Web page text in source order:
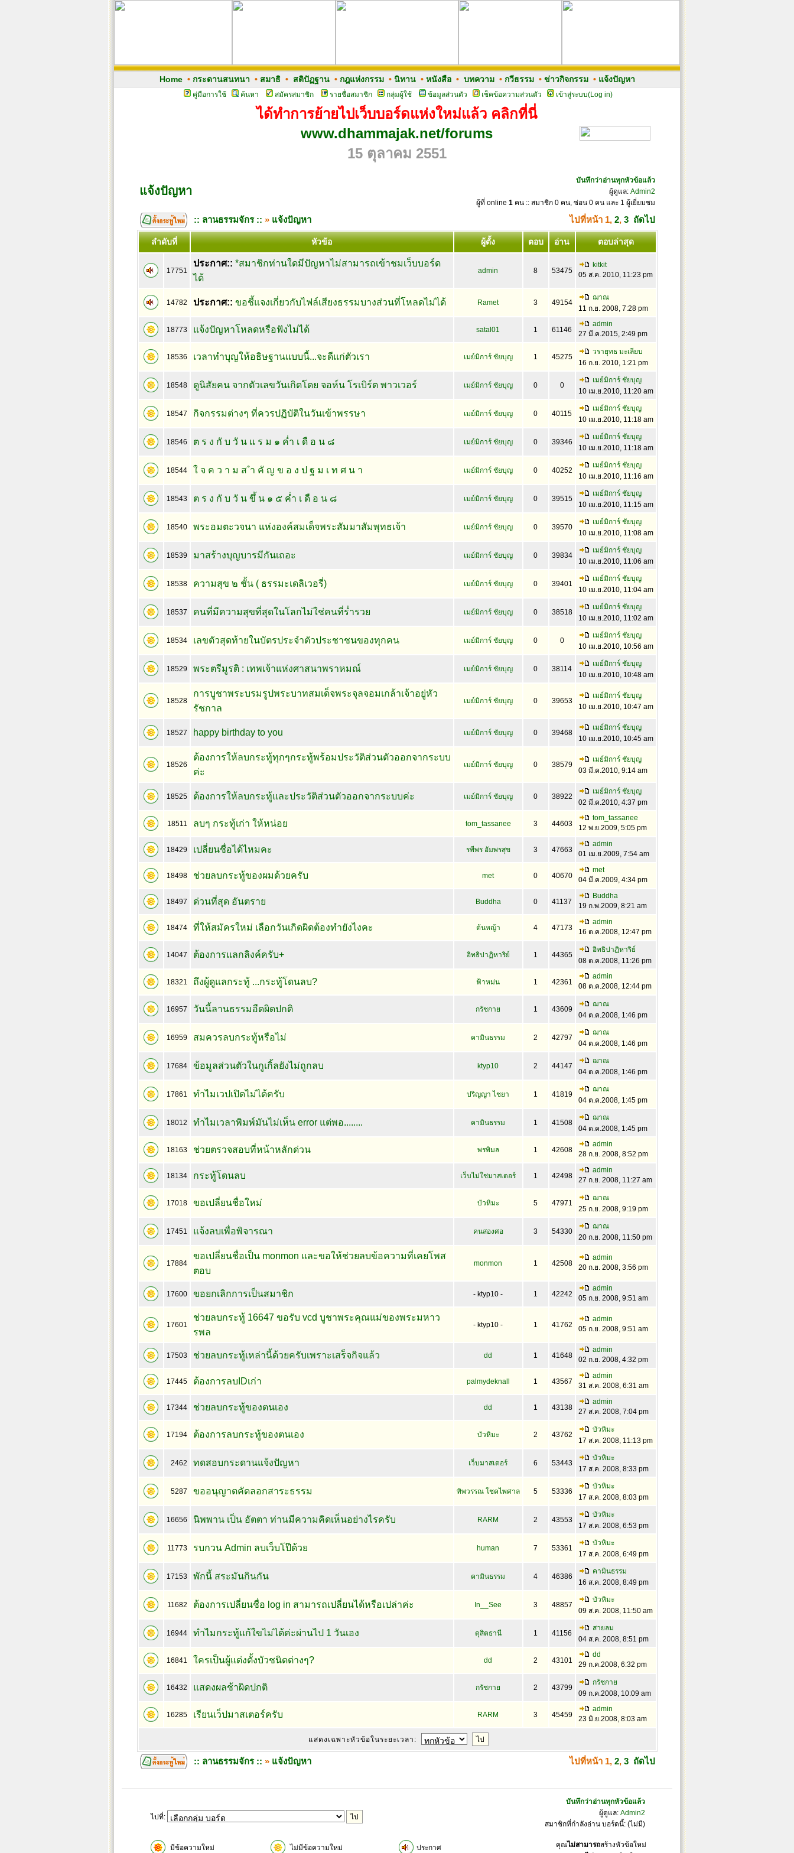
Home• กระดานสนทนา • สมาธิ• สติปัฏฐาน• กฎแห่งกรรม• นิทาน• หนังสือ• บทความ• กวีธรรม• ข่าวกิจกรรม• แจ้งปัญหา
คู่มือการใช้ ค้นหา สมัครสมาชิก รายชื่อสมาชิก กลุ่มผู้ใช้ ข้อมูลส่วนตัว เช็คข้อความส่วนตัว เข้าสู่ระบบ(Log in)
ได้ทำการย้ายไปเว็บบอร์ดแห่งใหม่แล้ว คลิกที่นี่
www.dhammajak.net/forums
15 ตุลาคม 2551
แจ้งปัญหา
บันทึกว่าอ่านทุกหัวข้อแล้ว
ผู้ดูแล: Admin2
ผู้ที่ online 1คน :: สมาชิก 0 คน, ซ่อน 0 คน และ 1 ผู้เยี่ยมชม
:: ลานธรรมจักร :: » แจ้งปัญหา ไปที่หน้า 1, 2, 3 ถัดไป
ลำดับที่ หัวข้อ ผู้ตั้ง ตอบ อ่าน ตอบล่าสุด
17751
ประกาศ:: *สมาชิกท่านใดมีปัญหาไม่สามารถเข้าชมเว็บบอร์ด
ได้
admin 8 53475
kitkit
05 ส.ค. 2010, 11:23 pm
14782 ประกาศ:: ขอชี้แจงเกี่ยวกับไฟล์เสียงธรรมบางส่วนที่โหลดไม่ได้ Ramet 3 49154
ฌาณ
11 ก.ย. 2008, 7:28 pm
18773 แจ้งปัญหาโหลดหรือฟังไม่ได้ satal01 1 61146
admin
27 มี.ค.2015, 2:49 pm
18536 เวลาทำบุญให้อธิษฐานแบบนี้...จะดีแก่ตัวเรา เมย์มิการ์ ชัยบุญ 1 45275
วรายุทธ มะเลียบ
16 ก.ย. 2010, 1:21 pm
18548 ดูนิสัยคน จากตัวเลขวันเกิดโดย จอห์น โรเบิร์ต พาวเวอร์ เมย์มิการ์ ชัยบุญ 0 0
เมย์มิการ์ ชัยบุญ
10 เม.ย.2010, 11:20 am
18547 กิจกรรมต่างๆ ที่ควรปฏิบัติในวันเข้าพรรษา เมย์มิการ์ ชัยบุญ 0 40115
เมย์มิการ์ ชัยบุญ
10 เม.ย.2010, 11:18 am
18546 ต ร ง กั บ วั น แ ร ม ๑ ค่ำ เ ดื อ น ๘ เมย์มิการ์ ชัยบุญ 0 39346
เมย์มิการ์ ชัยบุญ
10 เม.ย.2010, 11:18 am
18544 ใ จ ค ว า ม ส ำ คั ญ ข อ ง ป ฐ ม เ ท ศ น า เมย์มิการ์ ชัยบุญ 0 40252
เมย์มิการ์ ชัยบุญ
10 เม.ย.2010, 11:16 am
18543 ต ร ง กั บ วั น ขึ้ น ๑ ๕ ค่ำ เ ดื อ น ๘ เมย์มิการ์ ชัยบุญ 0 39515
เมย์มิการ์ ชัยบุญ
10 เม.ย.2010, 11:15 am
18540 พระอมตะวจนา แห่งองค์สมเด็จพระสัมมาสัมพุทธเจ้า เมย์มิการ์ ชัยบุญ 0 39570
เมย์มิการ์ ชัยบุญ
10 เม.ย.2010, 11:08 am
18539 มาสร้างบุญบารมีกันเถอะ เมย์มิการ์ ชัยบุญ 0 39834
เมย์มิการ์ ชัยบุญ
10 เม.ย.2010, 11:06 am
18538 ความสุข ๒ ชั้น ( ธรรมะเดลิเวอรี่) เมย์มิการ์ ชัยบุญ 0 39401
เมย์มิการ์ ชัยบุญ
10 เม.ย.2010, 11:04 am
18537 คนที่มีความสุขที่สุดในโลกไม่ใช่คนที่ร่ำรวย เมย์มิการ์ ชัยบุญ 0 38518
เมย์มิการ์ ชัยบุญ
10 เม.ย.2010, 11:02 am
18534 เลขตัวสุดท้ายในบัตรประจำตัวประชาชนของทุกคน เมย์มิการ์ ชัยบุญ 0 0
เมย์มิการ์ ชัยบุญ
10 เม.ย.2010, 10:56 am
18529 พระตรีมูรติ : เทพเจ้าแห่งศาสนาพราหมณ์ เมย์มิการ์ ชัยบุญ 0 38114
เมย์มิการ์ ชัยบุญ
10 เม.ย.2010, 10:48 am
18528
การบูชาพระบรมรูปพระบาทสมเด็จพระจุลจอมเกล้าเจ้าอยู่หัว
รัชกาล
เมย์มิการ์ ชัยบุญ 0 39653
เมย์มิการ์ ชัยบุญ
10 เม.ย.2010, 10:47 am
18527 happy birthday to you เมย์มิการ์ ชัยบุญ 0 39468
เมย์มิการ์ ชัยบุญ
10 เม.ย.2010, 10:45 am
18526
ต้องการให้ลบกระทู้ทุกๆกระทู้พร้อมประวัติส่วนตัวออกจากระบบ
ค่ะ
เมย์มิการ์ ชัยบุญ 0 38579
เมย์มิการ์ ชัยบุญ
03 มี.ค.2010, 9:14 am
18525 ต้องการให้ลบกระทู้และประวัติส่วนตัวออกจากระบบค่ะ เมย์มิการ์ ชัยบุญ 0 38922
เมย์มิการ์ ชัยบุญ
02 มี.ค.2010, 4:37 pm
18511 ลบๆ กระทู้เก่า ให้หน่อย tom_tassanee 3 44603
tom_tassanee
12 พ.ย.2009, 5:05 pm
18429 เปลี่ยนชื่อได้ไหมคะ รพีพร อัมพรสุข 3 47663
admin
01 เม.ย.2009, 7:54 am
18498 ช่วยลบกระทู้ของผมด้วยครับ met 0 40670
met
04 มี.ค.2009, 4:34 pm
18497 ด่วนที่สุด อันตราย Buddha 0 41137
Buddha
19 ก.พ.2009, 8:21 am
18474 ที่ให้สมัครใหม่ เลือกวันเกิดผิดต้องทำยังไงคะ ต้นหญ้า 4 47173
admin
16 ต.ค.2008, 12:47 pm
14047 ต้องการแลกลิงค์ครับ+ อิทธิปาฏิหาริย์ 1 44365
อิทธิปาฏิหาริย์
08 ต.ค.2008, 11:26 pm
18321 ถึงผู้ดูแลกระทู้ ...กระทู้โดนลบ? ฟ้าหม่น 1 42361
admin
08 ต.ค.2008, 12:44 pm
16957 วันนี้ลานธรรมอืดผิดปกติ กรัชกาย 1 43609
ฌาณ
04 ต.ค.2008, 1:46 pm
16959 สมควรลบกระทู้หรือไม่ คามินธรรม 2 42797
ฌาณ
04 ต.ค.2008, 1:46 pm
17684 ข้อมูลส่วนตัวในกูเกิ้ลยังไม่ถูกลบ ktyp10 2 44147
ฌาณ
04 ต.ค.2008, 1:46 pm
17861 ทำไมเวปเปิดไม่ได้ครับ ปริญญา ไชยา 1 41819
ฌาณ
04 ต.ค.2008, 1:45 pm
18012 ทำไมเวลาพิมพ์มันไม่เห็น error แต่พอ........ คามินธรรม 1 41508
ฌาณ
04 ต.ค.2008, 1:45 pm
18163 ช่วยตรวจสอบที่หน้าหลักด่วน พรพิมล 1 42608
admin
28 ก.ย. 2008, 8:52 pm
18134 กระทู้โดนลบ เว็บไม่ใช่มาสเตอร์ 1 42498
admin
27 ก.ย. 2008, 11:27 am
17018 ขอเปลี่ยนชื่อใหม่ บัวหิมะ 5 47971
ฌาณ
25 ก.ย. 2008, 9:19 pm
17451 แจ้งลบเพื่อพิจารณา คนสองศอ 3 54330
ฌาณ
20 ก.ย. 2008, 11:50 pm
17884
ขอเปลี่ยนชื่อเป็น monmon และขอให้ช่วยลบข้อความที่เคยโพส
ตอบ
monmon 1 42508
admin
20 ก.ย. 2008, 3:56 pm
17600 ขอยกเลิกการเป็นสมาชิก - ktyp10 - 1 42242
admin
05 ก.ย. 2008, 9:51 am
17601
ช่วยลบกระทู้ 16647 ขอรับ vcd บูชาพระคุณแม่ของพระมหาว
รพล
- ktyp10 - 1 41762
admin
05 ก.ย. 2008, 9:51 am
17503 ช่วยลบกระทู้เหล่านี้ด้วยครับเพราะเสร็จกิจแล้ว dd 1 41648
admin
02 ก.ย. 2008, 4:32 pm
17445 ต้องการลบIDเก่า palmydeknall 1 43567
admin
31 ส.ค. 2008, 6:31 am
17344 ช่วยลบกระทู้ของตนเอง dd 1 43138
admin
27 ส.ค. 2008, 7:04 pm
17194 ต้องการลบกระทู้ของตนเอง บัวหิมะ 2 43762
บัวหิมะ
17 ส.ค. 2008, 11:13 pm
2462 ทดสอบกระดานแจ้งปัญหา เว็บมาสเตอร์ 6 53443
บัวหิมะ
17 ส.ค. 2008, 8:33 pm
5287 ขออนุญาตคัดลอกสาระธรรม ทิพวรรณ โชคไพศาล 5 53336
บัวหิมะ
17 ส.ค. 2008, 8:03 pm
16656 นิพพาน เป็น อัตตา ท่านมีความคิดเห็นอย่างไรครับ RARM 2 43553
บัวหิมะ
17 ส.ค. 2008, 6:53 pm
11773 รบกวน Admin ลบเว็บโป๊ด้วย human 7 53361
บัวหิมะ
17 ส.ค. 2008, 6:49 pm
17153 พักนี้ สระมันกินกัน คามินธรรม 4 46386
คามินธรรม
16 ส.ค. 2008, 8:49 pm
11682 ต้องการเปลี่ยนชื่อ log in สามารถเปลี่ยนได้หรือเปล่าค่ะ In__See 3 48857
บัวหิมะ
09 ส.ค. 2008, 11:50 am
16944 ทำไมกระทู้แก้ใขไม่ได้ค่ะผ่านไป 1 วันเอง ดุสิตธานี 1 41156
สายลม
04 ส.ค. 2008, 8:51 pm
16841 ใครเป็นผู้แต่งตั้งบัวชนิดต่างๆ? dd 2 43101
dd
29 ก.ค.2008, 6:32 pm
16432 แสดงผลช้าผิดปกติ กรัชกาย 2 43799
กรัชกาย
09 ก.ค.2008, 10:09 am
16285 เรียนเว็ปมาสเตอร์ครับ RARM 3 45459
admin
23 มิ.ย.2008, 8:03 am
แสดงเฉพาะหัวข้อในระยะเวลา:
:: ลานธรรมจักร :: » แจ้งปัญหา ไปที่หน้า 1, 2, 3 ถัดไป
ไปที่:
บันทึกว่าอ่านทุกหัวข้อแล้ว
ผู้ดูแล: Admin2
สมาชิกที่กำลังอ่าน บอร์ดนี้: (ไม่มี)
มีข้อความใหม่ ไม่มีข้อความใหม่ ประกาศ คุณไม่สามารถสร้างหัวข้อใหม่